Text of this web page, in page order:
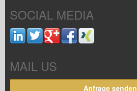
SOCIAL MEDIA
MAIL US
Anfrage senden